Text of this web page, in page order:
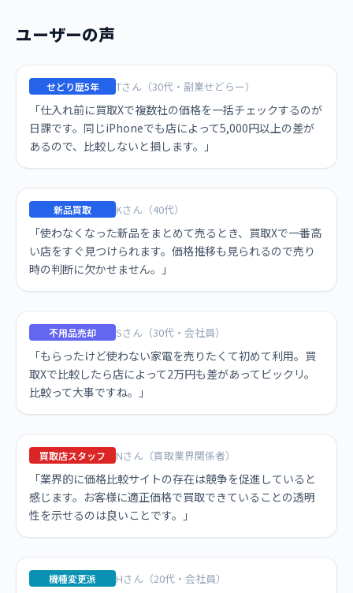
ユーザーの声
せどり歴5年 Tさん（30代・副業せどらー）
「仕入れ前に買取Xで複数社の価格を一括チェックするのが
日課です。同じiPhoneでも店によって5,000円以上の差が
あるので、比較しないと損します。」
新品買取 Kさん（40代）
「使わなくなった新品をまとめて売るとき、買取Xで一番高
い店をすぐ見つけられます。価格推移も見られるので売り
時の判断に欠かせません。」
不用品売却 Sさん（30代・会社員）
「もらったけど使わない家電を売りたくて初めて利用。買
取Xで比較したら店によって2万円も差があってビックリ。
比較って大事ですね。」
買取店スタッフ Nさん（買取業界関係者）
「業界的に価格比較サイトの存在は競争を促進していると
感じます。お客様に適正価格で買取できていることの透明
性を示せるのは良いことです。」
機種変更派 Hさん（20代・会社員）